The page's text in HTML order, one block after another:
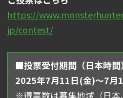
https://
jp/contest/
■投票受付期間（日本時間）
2025年7月11日(金)～7月
※得票数は募集地域（日本